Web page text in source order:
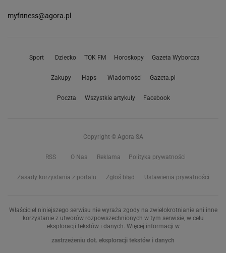
myfitness@agora.pl
Sport Dziecko TOK FM Horoskopy Gazeta Wyborcza
Zakupy Haps Wiadomości Gazeta.pl
Poczta Wszystkie artykuły Facebook
Copyright © Agora SA
RSS O Nas Reklama Polityka prywatności
Zasady korzystania z portalu Zgłoś błąd Ustawienia prywatności
Właściciel niniejszego serwisu nie wyraża zgody na zwielokrotnianie ani inne
korzystanie z utworów rozpowszechnionych w tym serwisie, w celu
eksploracji tekstów i danych. Więcej informacji w
zastrzeżeniu dot. eksploracji tekstów i danych